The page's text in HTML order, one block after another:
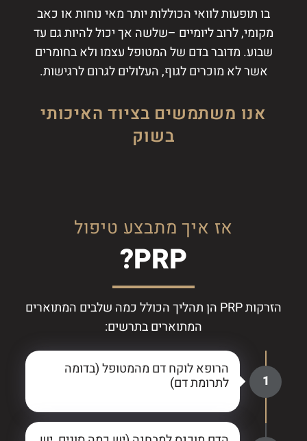
בו תופעות לוואי הכוללות יותר מאי נוחות או כאב
מקומי, לרוב ליומיים –שלשה אך יכול להיות גם עד
שבוע. מדובר בדם של המטופל עצמו ולא בחומרים
אשר לא מוכרים לגוף, העלולים לגרום לרגישות.
אנו משתמשים בציוד האיכותי
בשוק
אז איך מתבצע טיפול
PRP?
הזרקות PRP הן תהליך הכולל כמה שלבים המתוארים
המתוארים בתרשים:
הרופא לוקח דם מהמטופל (בדומה
לתרומת דם) 1